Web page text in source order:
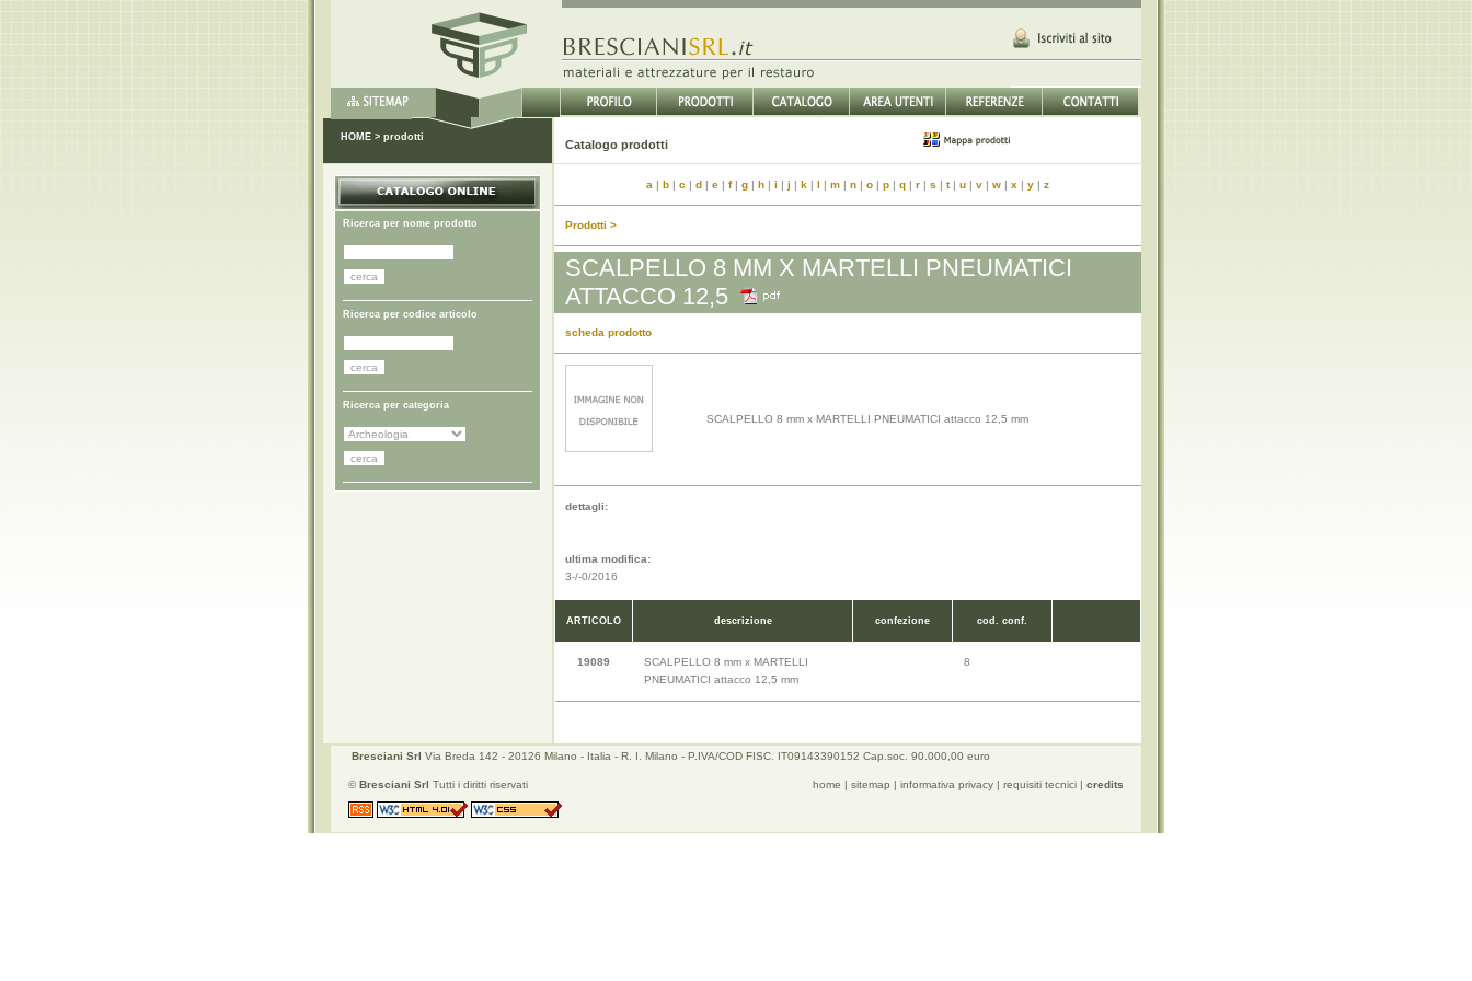
HOME > prodotti
Catalogo prodotti
Ricerca per nome prodotto
Ricerca per codice articolo
Ricerca per categoria
a | b | c | d | e | f| g | h | i | j | k | l | m | n | o | p | q | r | s | t| u | v | w | x | y | z
Prodotti >
SCALPELLO 8 MM X MARTELLI PNEUMATICI
ATTACCO 12,5
scheda prodotto
SCALPELLO 8 mm x MARTELLI PNEUMATICI attacco 12,5 mm
dettagli:
ultima modifica:
3-/-0/2016
ARTICOLO descrizione confezione cod. conf.
19089
SCALPELLO 8 mm x MARTELLI
PNEUMATICI attacco 12,5 mm
8
Bresciani Srl Via Breda 142 - 20126 Milano - Italia - R. I. Milano - P.IVA/COD FISC. IT09143390152 Cap.soc. 90.000,00 euro
©Bresciani Srl Tutti i diritti riservati home | sitemap | informativa privacy | requisiti tecnici | credits